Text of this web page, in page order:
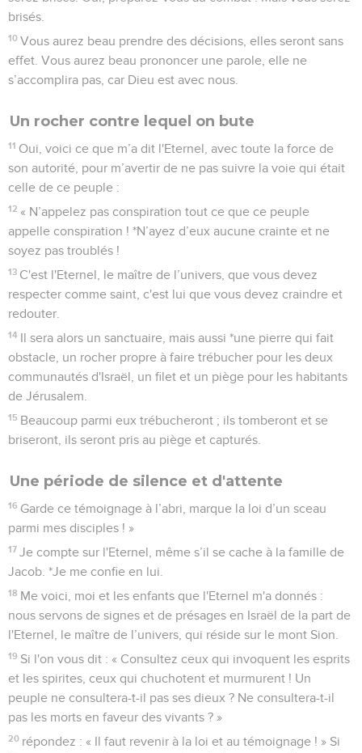
brisés.
10 Vous aurez beau prendre des décisions, elles seront sans
effet. Vous aurez beau prononcer une parole, elle ne
s’accomplira pas, car Dieu est avec nous.
Un rocher contre lequel on bute
11 Oui, voici ce que m’a dit l'Eternel, avec toute la force de
son autorité, pour m’avertir de ne pas suivre la voie qui était
celle de ce peuple :
12 « N’appelez pas conspiration tout ce que ce peuple
appelle conspiration ! *N’ayez d’eux aucune crainte et ne
soyez pas troublés !
13 C'est l'Eternel, le maître de l’univers, que vous devez
respecter comme saint, c'est lui que vous devez craindre et
redouter.
14 Il sera alors un sanctuaire, mais aussi *une pierre qui fait
obstacle, un rocher propre à faire trébucher pour les deux
communautés d'Israël, un filet et un piège pour les habitants
de Jérusalem.
15 Beaucoup parmi eux trébucheront ; ils tomberont et se
briseront, ils seront pris au piège et capturés.
Une période de silence et d'attente
16 Garde ce témoignage à l’abri, marque la loi d’un sceau
parmi mes disciples ! »
17 Je compte sur l'Eternel, même s’il se cache à la famille de
Jacob. *Je me confie en lui.
18 Me voici, moi et les enfants que l'Eternel m'a donnés :
nous servons de signes et de présages en Israël de la part de
l'Eternel, le maître de l’univers, qui réside sur le mont Sion.
19 Si l'on vous dit : « Consultez ceux qui invoquent les esprits
et les spirites, ceux qui chuchotent et murmurent ! Un
peuple ne consultera-t-il pas ses dieux ? Ne consultera-t-il
pas les morts en faveur des vivants ? »
20 répondez : « Il faut revenir à la loi et au témoignage ! » Si